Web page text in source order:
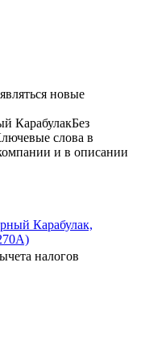
новые
КарабулакБез
слова в
и в описании
Карабулак,
налогов